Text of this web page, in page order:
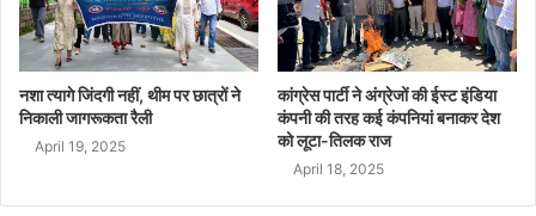
नशा त्यागे जिंदगी नहीं, थीम पर छात्रों ने
निकाली जागरूकता रैली
April 19, 2025
कांग्रेस पार्टी ने अंग्रेजों की ईस्ट इंडिया
कंपनी की तरह कई कंपनियां बनाकर देश
को लूटा-तिलक राज
April 18, 2025